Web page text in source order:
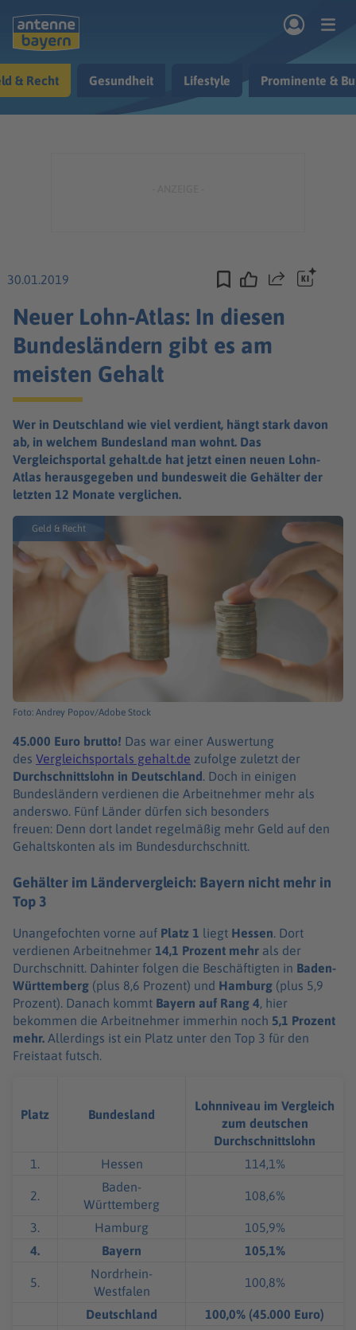
Musik & Radio
& Recht Gesundheit Lifestyle Prominente &
30.01.2019 Teilen
Neuer Lohn-Atlas: In diesen
Bundesländern gibt es am
meisten Gehalt
Wer in Deutschland wie viel verdient, hängt stark davon
ab, in welchem Bundesland man wohnt. Das
Vergleichsportal gehalt.de hat jetzt einen neuen Lohn-
Atlas herausgegeben und bundesweit die Gehälter der
letzten 12 Monate verglichen.
Geld & Recht
Foto: Andrey Popov/Adobe Stock
45.000 Euro brutto! Das war einer Auswertung
des Vergleichsportals gehalt.de zufolge zuletzt der
Durchschnittslohn in Deutschland. Doch in einigen
Bundesländern verdienen die Arbeitnehmer mehr als
anderswo. Fünf Länder dürfen sich besonders
freuen: Denn dort landet regelmäßig mehr Geld auf den
Gehaltskonten als im Bundesdurchschnitt.
Gehälter im Ländervergleich: Bayern nicht mehr in
Top 3
Unangefochten vorne auf Platz 1 liegt Hessen . Dort
verdienen Arbeitnehmer 14,1 Prozent mehr als der
Durchschnitt. Dahinter folgen die Beschäftigten in Baden-
Württemberg (plus 8,6 Prozent) und Hamburg (plus 5,9
Prozent). Danach kommt Bayern auf Rang 4 , hier
bekommen die Arbeitnehmer immerhin noch 5,1 Prozent
mehr. Allerdings ist ein Platz unter den Top 3 für den
Freistaat futsch.
Platz Bundesland
Lohnniveau im Vergleich
zum deutschen
Durchschnittslohn
1.
Hessen 114,1%
2.
Baden-
Württemberg
108,6%
3. Hamburg
105,9%
4.
Bayern 105,1%
5.
Nordrhein-
Westfalen
100,8%
Deutschland
100,0% (45.000 Euro)